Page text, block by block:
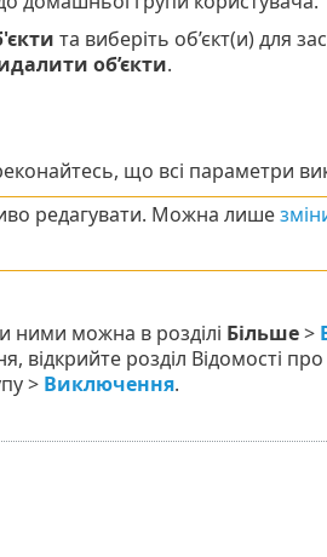
та виберіть об’єкт(и) для
об’єкти.
що всі параметри
редагувати. Можна лише
ними можна в розділі Більше>
відкрийте розділ Відомості
> Виключення.